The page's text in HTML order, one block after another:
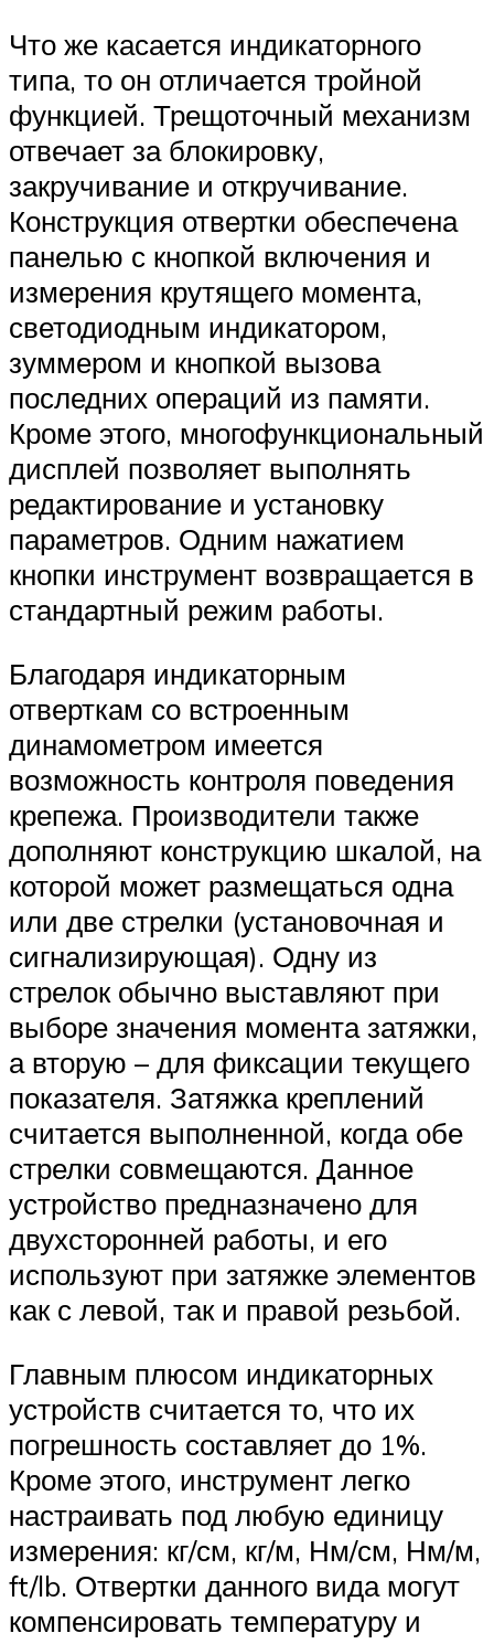
Что же касается индикаторного
типа, то он отличается тройной
функцией. Трещоточный механизм
отвечает за блокировку,
закручивание и откручивание.
Конструкция отвертки обеспечена
панелью с кнопкой включения и
измерения крутящего момента,
светодиодным индикатором,
зуммером и кнопкой вызова
последних операций из памяти.
Кроме этого, многофункциональный
дисплей позволяет выполнять
редактирование и установку
параметров. Одним нажатием
кнопки инструмент возвращается в
стандартный режим работы.
Благодаря индикаторным
отверткам со встроенным
динамометром имеется
возможность контроля поведения
крепежа. Производители также
дополняют конструкцию шкалой, на
которой может размещаться одна
или две стрелки (установочная и
сигнализирующая). Одну из
стрелок обычно выставляют при
выборе значения момента затяжки,
а вторую – для фиксации текущего
показателя. Затяжка креплений
считается выполненной, когда обе
стрелки совмещаются. Данное
устройство предназначено для
двухсторонней работы, и его
используют при затяжке элементов
как с левой, так и правой резьбой.
Главным плюсом индикаторных
устройств считается то, что их
погрешность составляет до 1%.
Кроме этого, инструмент легко
настраивать под любую единицу
измерения: кг/см, кг/м, Нм/см, Нм/м,
ft/lb. Отвертки данного вида могут
компенсировать температуру и